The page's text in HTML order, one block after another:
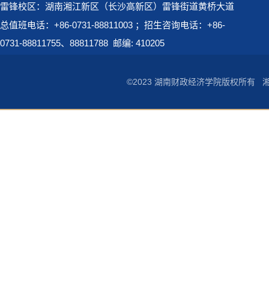
雷锋校区：湖南湘江新区（长沙高新区）雷锋街道黄桥大道
总值班电话：+86-0731-88811003 ；招生咨询电话：+86-
0731-88811755、88811788 邮编: 410205
©2023 湖南财政经济学院版权所有